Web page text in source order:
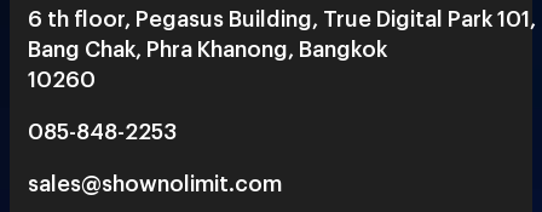
6 th floor, Pegasus Building, True Digital Park 101,
Bang Chak, Phra Khanong, Bangkok
10260
085-848-2253
sales@shownolimit.com